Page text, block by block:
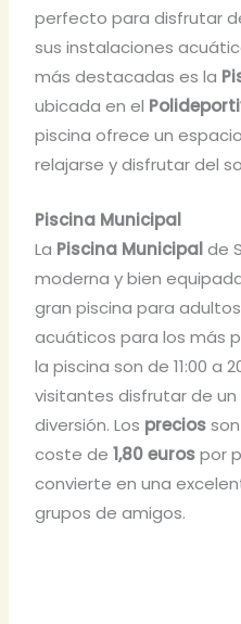
perfecto para disfrutar
sus instalaciones
más destacadas es la
ubicada en el
piscina ofrece un
relajarse y disfrutar del
Piscina Municipal
La Piscina Municipalde
moderna y bien
gran piscina para
acuáticos para los más
la piscina son de 11:00 a
visitantes disfrutar de
diversión. Los precios
coste de1,80 eurospor
convierte en una
grupos de amigos.